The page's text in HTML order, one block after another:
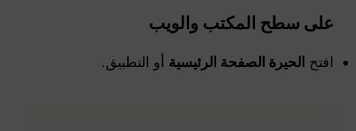
على سطح المكتب والويب
افتح الحيرة الصفحة الرئيسية أو التطبيق.